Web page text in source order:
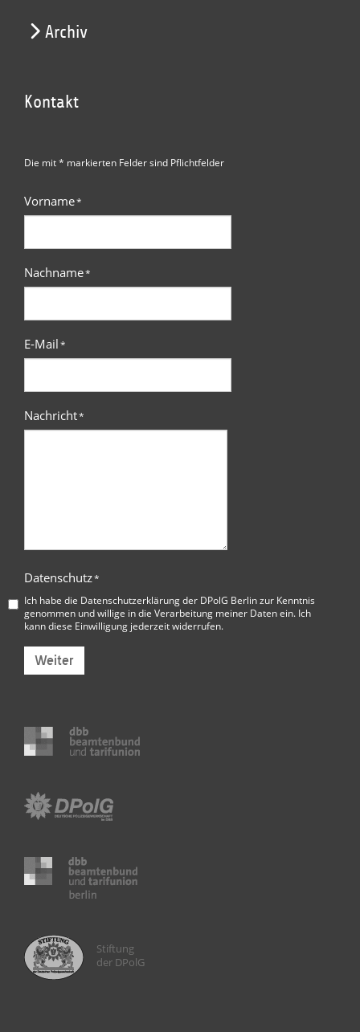
Archiv
Kontakt
Die mit * markierten Felder sind Pflichtfelder
Vorname*
Nachname*
E-Mail*
Nachricht*
Datenschutz*
Ich habe die Datenschutzerklärung der DPolG Berlinzur Kenntnis
genommen und willige in die Verarbeitung meiner Daten ein. Ich
kann diese Einwilligung jederzeit widerrufen.
Weiter
Stiftung
der DPolG